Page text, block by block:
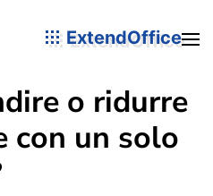
ExtendOffice
o ridurre
con un solo